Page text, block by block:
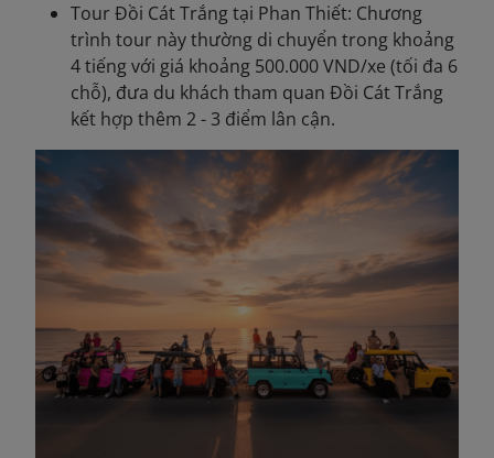
Tour Đồi Cát Trắng tại Phan Thiết: Chương
trình tour này thường di chuyển trong khoảng
4 tiếng với giá khoảng 500.000 VND/xe (tối đa 6
chỗ), đưa du khách tham quan Đồi Cát Trắng
kết hợp thêm 2 - 3 điểm lân cận.